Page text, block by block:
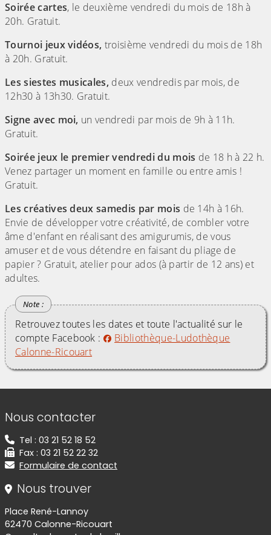
Soirée cartes, le deuxième vendredi du mois de 18h à
20h. Gratuit.
Tournoi jeux vidéos, troisième vendredi du mois de 18h
à 20h. Gratuit.
Les siestes musicales, deux vendredis par mois, de
12h30 à 13h30. Gratuit.
Signe avec moi, un vendredi par mois de 9h à 11h.
Gratuit.
Soirée jeux le premier vendredi du mois de 18 h à 22 h.
Venez partager un moment en famille ou entre amis !
Gratuit.
Les créatives deux samedis par mois de 14h à 16h.
Envie de développer votre créativité, de combler votre
âme d'enfant en réalisant des amigurumis, de vous
amuser et de vous détendre en faisant du pliage de
papier ? Gratuit, atelier pour ados (à partir de 12 ans) et
adultes.
Retrouvez toutes les dates et toute l'actualité sur le
compte Facebook :
Bibliothèque-Ludothèque
Calonne-Ricouart
Informations de contact
Nous contacter
Tel : 03 21 52 18 52
Fax : 03 21 52 22 32
Formulaire de contact
Nous trouver
Place René-Lannoy
62470 Calonne-Ricouart